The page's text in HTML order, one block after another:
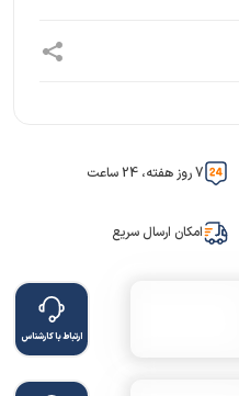
7 روز هفته، 24 ساعت
امکان ارسال سریع
ارتباط با کارشناس